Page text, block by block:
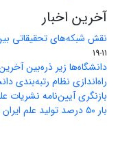
آخرین اخبار
نقش شبکه‌های تحقیقاتی
11-19
دانشگاه‌ها زیر ذره‌بین
راه‌اندازی نظام رتبه‌بندی
بازنگری آیین‌نامه نشریات علمی تا ۳
بار ۵۰ درصد تولید علم ایران فقط بر دوش ۱۵ دانشگاه کشور